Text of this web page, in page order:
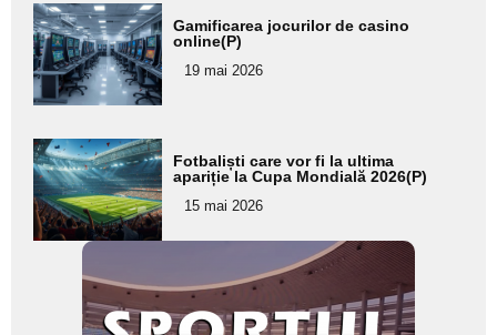
Adaugă
aici textul
pentru
subtitlu
Gamificarea jocurilor de casino
online(P)
19 mai 2026
Adaugă
aici textul
pentru
subtitlu
Fotbaliști care vor fi la ultima
apariție la Cupa Mondială 2026(P)
15 mai 2026